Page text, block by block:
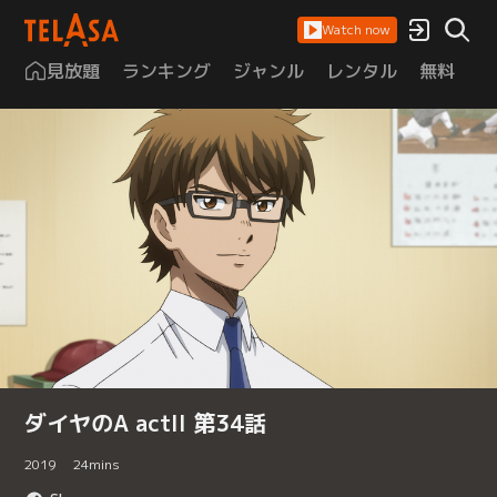
Watch now
見放題 ランキング ジャンル レンタル 無料
ダイヤのA actII 第34話
2019 24mins